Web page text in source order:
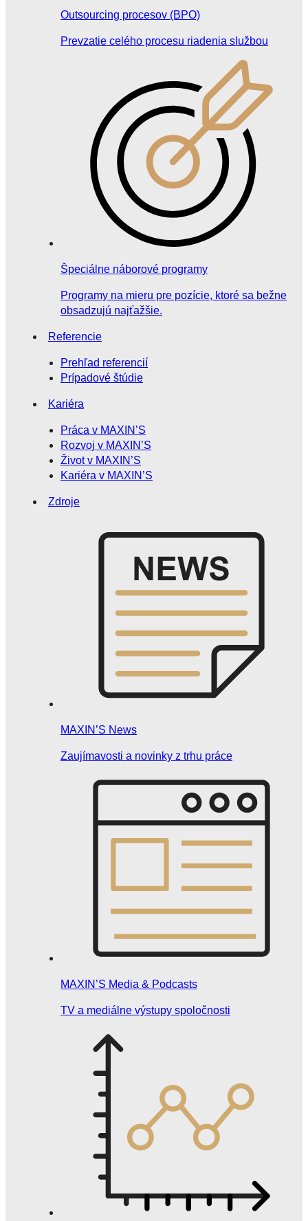
Outsourcing procesov (BPO)
Prevzatie celého procesu riadenia službou
Špeciálne náborové programy
Programy na mieru pre pozície, ktoré sa bežne
obsadzujú najťažšie.
Referencie
Prehľad referencií
Prípadové štúdie
Kariéra
Práca v MAXIN’S
Rozvoj v MAXIN’S
Život v MAXIN’S
Kariéra v MAXIN’S
Zdroje
MAXIN’S News
Zaujímavosti a novinky z trhu práce
MAXIN’S Media & Podcasts
TV a mediálne výstupy spoločnosti